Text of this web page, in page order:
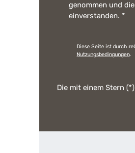
genommen und die
einverstanden. *
Diese Seite ist durch
Nutzungsbedingungen.
Die mit einem Stern